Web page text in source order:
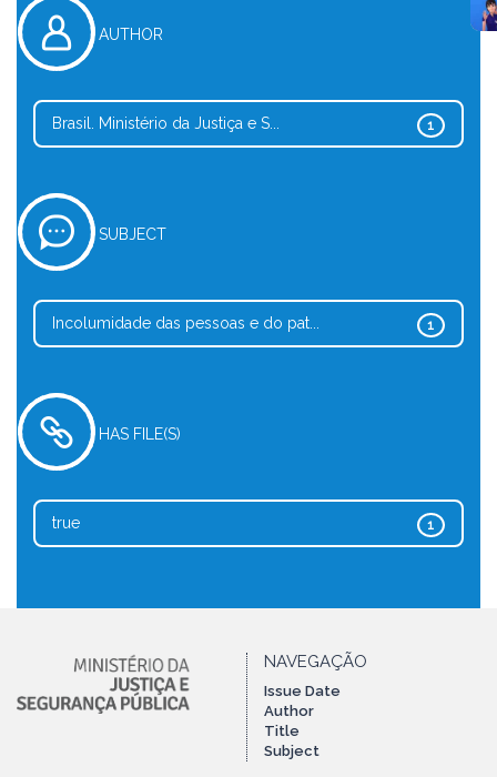
AUTHOR
1
Brasil. Ministério da Justiça e S...
SUBJECT
1
Incolumidade das pessoas e do pat...
HAS FILE(S)
1
true
NAVEGAÇÃO
Issue Date
Author
Title
Subject